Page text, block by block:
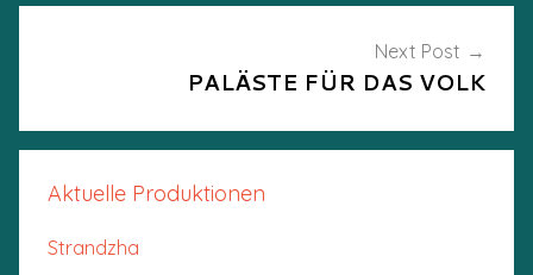
Next Post
PALÄSTE FÜR DAS VOLK
Aktuelle Produktionen
Strandzha